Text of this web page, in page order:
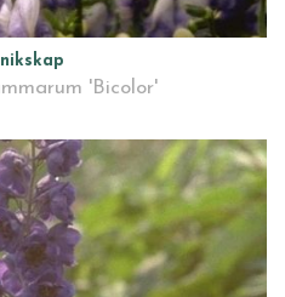
'Bicolor'